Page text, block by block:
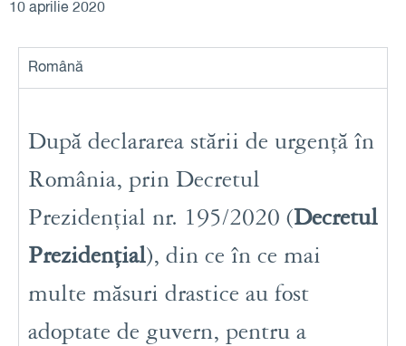
10 aprilie 2020
Română
După declararea stării de urgență în
România, prin Decretul
Prezidențial nr. 195/2020 (Decretul
Prezidențial), din ce în ce mai
multe măsuri drastice au fost
adoptate de guvern, pentru a